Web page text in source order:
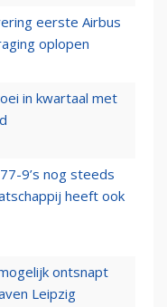
eerste Airbus
oplopen
in kwartaal met
9’s nog steeds
heeft ook
ontsnapt
Leipzig